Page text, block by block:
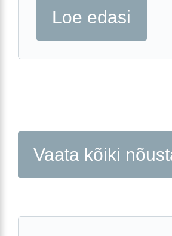
Loe edasi
Vaata kõiki